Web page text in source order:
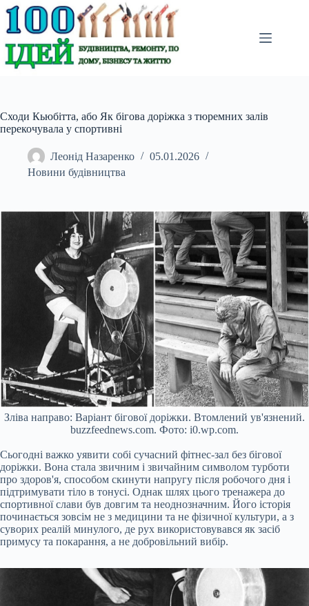
Перейти
до
вмісту
Сходи Кьюбітта, або Як бігова доріжка з тюремних залів
перекочувала у спортивні
Леонід Назаренко
05.01.2026
Новини будівництва
Зліва направо: Варіант бігової доріжки. Втомлений ув'язнений.
buzzfeednews.com. Фото: i0.wp.com.
Сьогодні важко уявити собі сучасний фітнес-зал без бігової
доріжки. Вона стала звичним і звичайним символом турботи
про здоров'я, способом скинути напругу після робочого дня і
підтримувати тіло в тонусі. Однак шлях цього тренажера до
спортивної слави був довгим та неоднозначним. Його історія
починається зовсім не з медицини та не фізичної культури, а з
суворих реалій минулого, де рух використовувався як засіб
примусу та покарання, а не добровільний вибір.